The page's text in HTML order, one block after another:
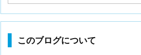
このブログについて